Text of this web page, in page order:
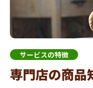
サービスの特徴
専門店の商品